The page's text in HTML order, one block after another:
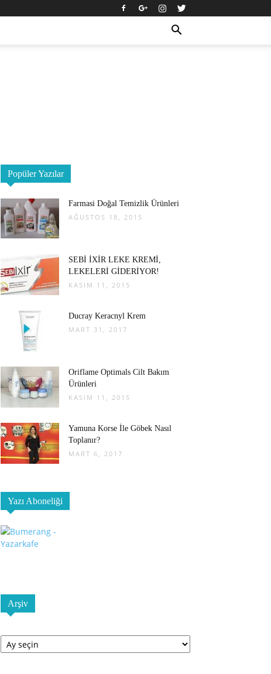
Popüler Yazılar
Farmasi Doğal Temizlik Ürünleri
AĞUSTOS 18, 2015
SEBİ İXİR LEKE KREMİ,
LEKELERİ GİDERİYOR!
KASIM 11, 2015
Ducray Keracnyl Krem
MART 31, 2017
Oriflame Optimals Cilt Bakım
Ürünleri
KASIM 11, 2015
Yamuna Korse İle Göbek Nasıl
Toplanır?
MART 6, 2017
Yazı Aboneliği
Arşiv
Arşiv